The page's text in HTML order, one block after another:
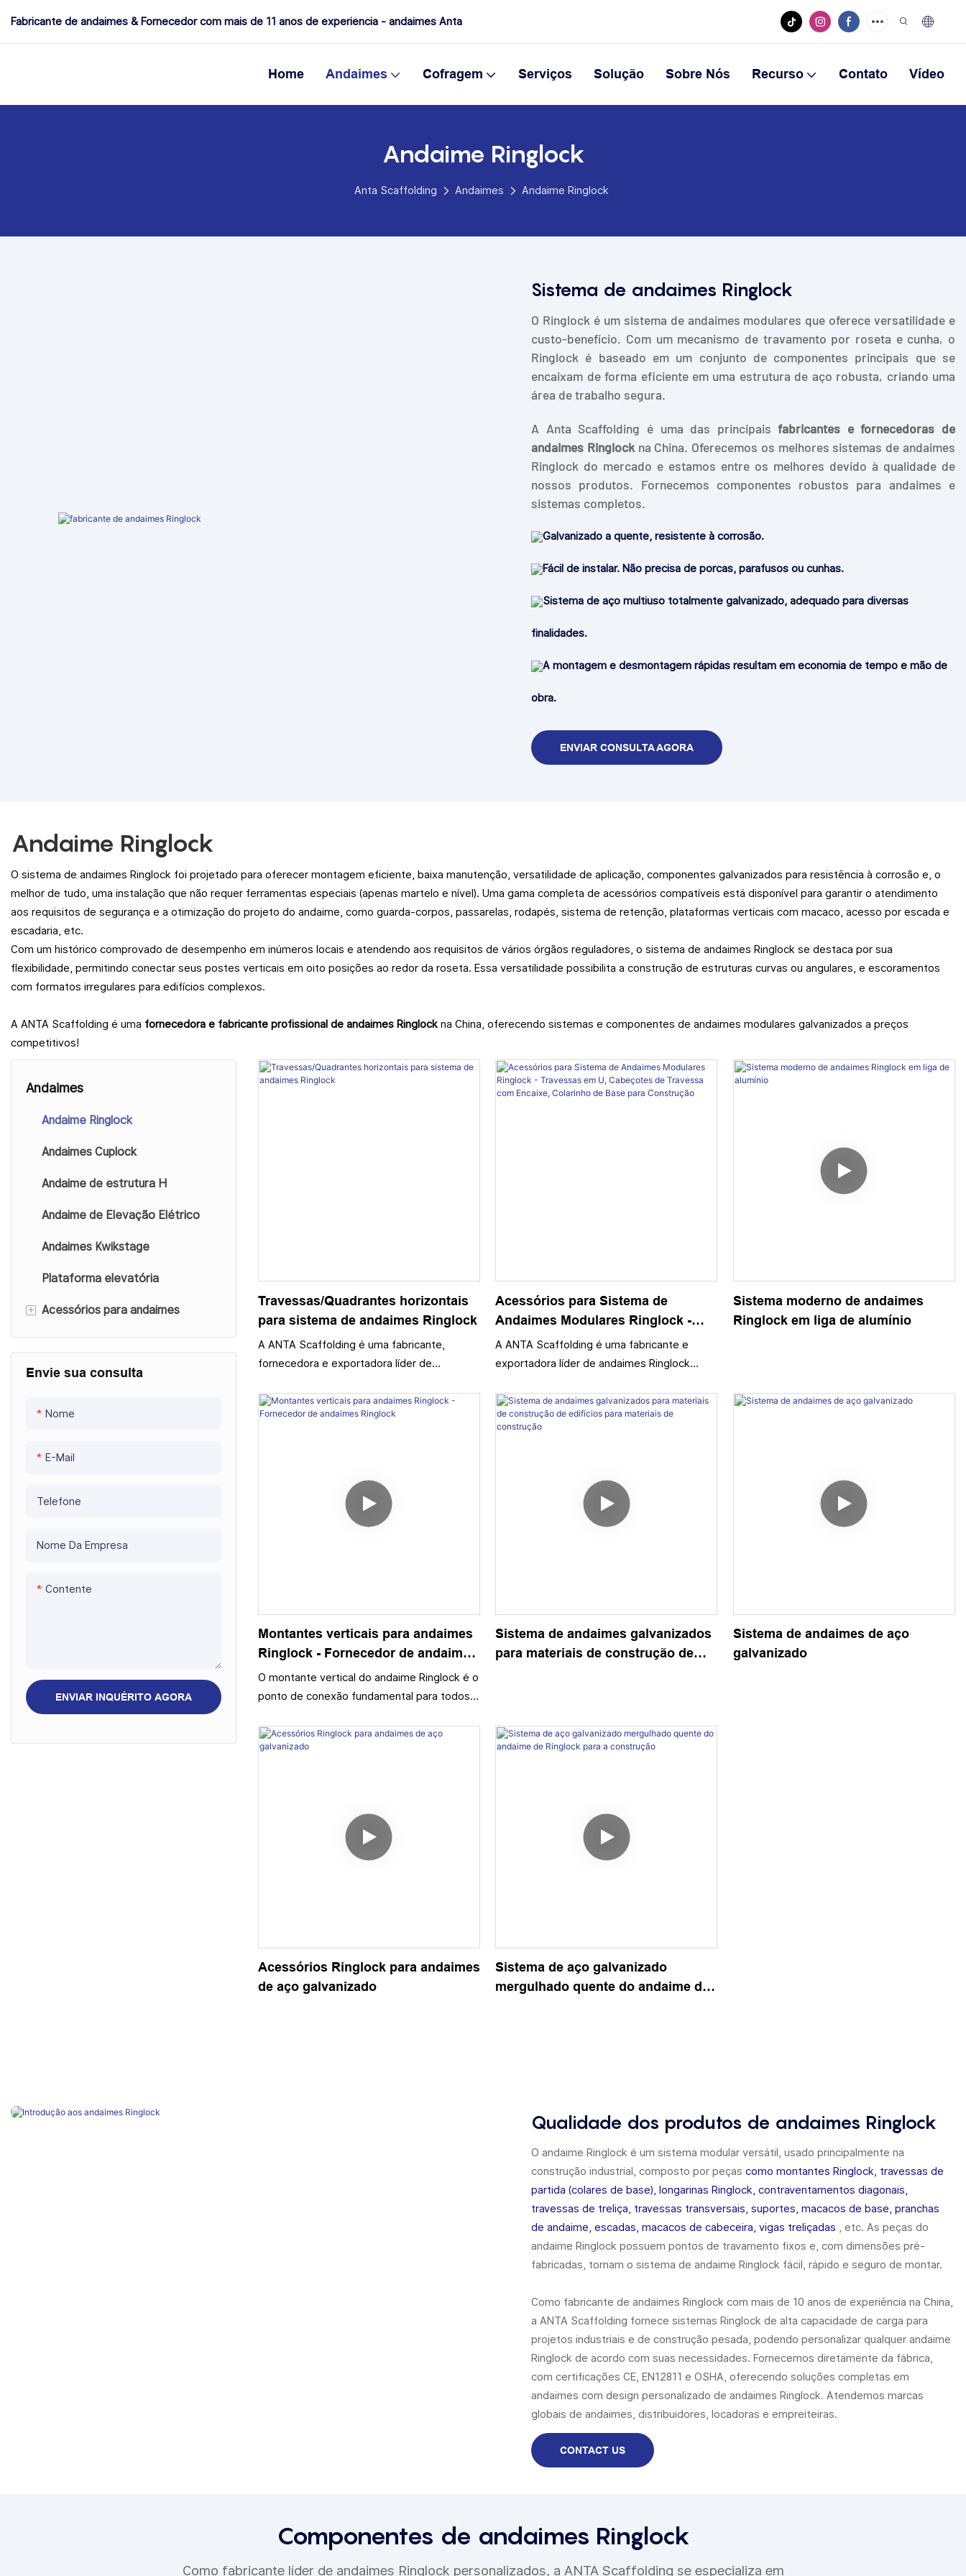
Fabricante de andaimes & Fornecedor com mais de 11 anos de experiência - andaimes Anta
Home Andaimes Cofragem Serviços Solução Sobre Nós Recurso Contato Vídeo
Andaime Ringlock
Anta Scaffolding Andaimes Andaime Ringlock
Sistema de andaimes Ringlock
O Ringlock é um sistema de andaimes modulares que oferece versatilidade e
custo-benefício. Com um mecanismo de travamento por roseta e cunha, o
Ringlock é baseado em um conjunto de componentes principais que se
encaixam de forma eficiente em uma estrutura de aço robusta, criando uma
área de trabalho segura.
A Anta Scaffolding é uma das principaisfabricantes e fornecedoras de
andaimes Ringlockna China. Oferecemos os melhores sistemas de andaimes
Ringlock do mercado e estamos entre os melhores devido à qualidade de
nossos produtos. Fornecemos componentes robustos para andaimes e
sistemas completos.
Galvanizado a quente, resistente à corrosão.
Fácil de instalar. Não precisa de porcas, parafusos ou cunhas.
Sistema de aço multiuso totalmente galvanizado, adequado para diversas
finalidades.
A montagem e desmontagem rápidas resultam em economia de tempo e mão de
obra.
ENVIAR CONSULTA AGORA
Andaime Ringlock
O sistema de andaimes Ringlock foi projetado para oferecer montagem eficiente, baixa manutenção, versatilidade de aplicação, componentes galvanizados para resistência à corrosão e, o
melhor de tudo, uma instalação que não requer ferramentas especiais (apenas martelo e nível). Uma gama completa de acessórios compatíveis está disponível para garantir o atendimento
aos requisitos de segurança e a otimização do projeto do andaime, como guarda-corpos, passarelas, rodapés, sistema de retenção, plataformas verticais com macaco, acesso por escada e
escadaria, etc.
Com um histórico comprovado de desempenho em inúmeros locais e atendendo aos requisitos de vários órgãos reguladores, o sistema de andaimes Ringlock se destaca por sua
flexibilidade, permitindo conectar seus postes verticais em oito posições ao redor da roseta. Essa versatilidade possibilita a construção de estruturas curvas ou angulares, e escoramentos
com formatos irregulares para edifícios complexos.
A ANTA Scaffolding é uma fornecedora e fabricante profissional de andaimes Ringlock na China, oferecendo sistemas e componentes de andaimes modulares galvanizados a preços
competitivos!
Andaimes
Andaime Ringlock
Andaimes Cuplock
Andaime de estrutura H
Andaime de Elevação Elétrico
Andaimes Kwikstage
Plataforma elevatória
+ Acessórios para andaimes
Base de andaime
Acoplador de andaime
Tubo de andaime
Placa Pine Walk de andaimes
Envie sua consulta
Nome
E-Mail
Telefone
Nome Da Empresa
Contente
ENVIAR INQUÉRITO AGORA
Travessas/Quadrantes horizontais
para sistema de andaimes Ringlock
A ANTA Scaffolding é uma fabricante,
fornecedora e exportadora líder de
travessas horizontais de alta qualidade
fabricadas em aço estrutural de alta
Acessórios para Sistema de
Andaimes Modulares Ringlock -
Travessas em U, Cabeçotes de
Travessa com Encaixe, Colarinho
A ANTA Scaffolding é uma fabricante e
exportadora líder de andaimes Ringlock
para sistemas de andaimes Ringlock,
incluindo montantes, travessas, diagonais,
Sistema moderno de andaimes
Ringlock em liga de alumínio
Montantes verticais para andaimes
Ringlock - Fornecedor de andaimes
Ringlock
O montante vertical do andaime Ringlock é o
ponto de conexão fundamental para todos
Ringlock, sendo também a parte mais
importante do andaime Ringlock.
Sistema de andaimes galvanizados
para materiais de construção de
Sistema de andaimes de aço
galvanizado
Acessórios Ringlock para andaimes
de aço galvanizado
Sistema de aço galvanizado
mergulhado quente do andaime de
Qualidade dos produtos de andaimes Ringlock
O andaime Ringlock é um sistema modular versátil, usado principalmente na
construção industrial, composto por peçascomo montantes Ringlock, travessas de
partida (colares de base), longarinas Ringlock, contraventamentos diagonais,
travessas de treliça, travessas transversais, suportes, macacos de base, pranchas
de andaime, escadas, macacos de cabeceira, vigas treliçadas , etc. As peças do
andaime Ringlock possuem pontos de travamento fixos e, com dimensões pré-
fabricadas, tornam o sistema de andaime Ringlock fácil, rápido e seguro de montar.
Como fabricante de andaimes Ringlock com mais de 10 anos de experiência na China,
a ANTA Scaffolding fornece sistemas Ringlock de alta capacidade de carga para
projetos industriais e de construção pesada, podendo personalizar qualquer andaime
Ringlock de acordo com suas necessidades. Fornecemos diretamente da fábrica,
com certificações CE, EN12811 e OSHA, oferecendo soluções completas em
andaimes com design personalizado de andaimes Ringlock. Atendemos marcas
globais de andaimes, distribuidores, locadoras e empreiteiras.
CONTACT US
Componentes de andaimes Ringlock
Como fabricante líder de andaimes Ringlock personalizados, a ANTA Scaffolding se especializa em